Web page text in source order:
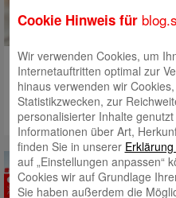
Downloadehierdie vollständige
gesetzliche Krankenkasse
Zusatzversicherungen selber
Cookie Hinweis für
Wir verwenden Cookies, um
Internetauftritten optimal zur
hinaus verwenden wir
Statistikzwecken, zur
personalisierter Inhalte
Informationen über Art,
finden Sie in unserer
auf „Einstellungen anpassen“
Cookies wir auf Grundlage
Sie haben außerdem die